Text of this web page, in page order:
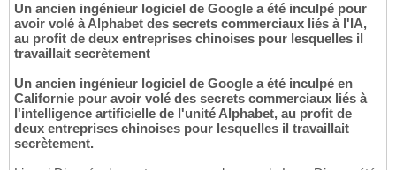
Un ancien ingénieur logiciel de Google a été inculpé pour
avoir volé à Alphabet des secrets commerciaux liés à l'IA,
au profit de deux entreprises chinoises pour lesquelles il
travaillait secrètement
Un ancien ingénieur logiciel de Google a été inculpé en
Californie pour avoir volé des secrets commerciaux liés à
l'intelligence artificielle de l'unité Alphabet, au profit de
deux entreprises chinoises pour lesquelles il travaillait
secrètement.